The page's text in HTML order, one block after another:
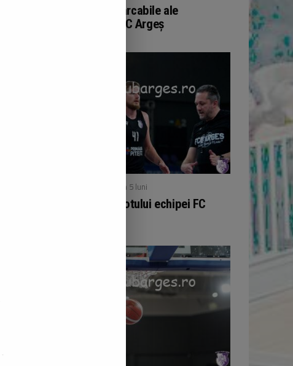
Performanțe remarcabile ale
pugiliștilor de la FC Argeș
/ publicat acum 5 luni
Noutăți în cadrul lotului echipei FC